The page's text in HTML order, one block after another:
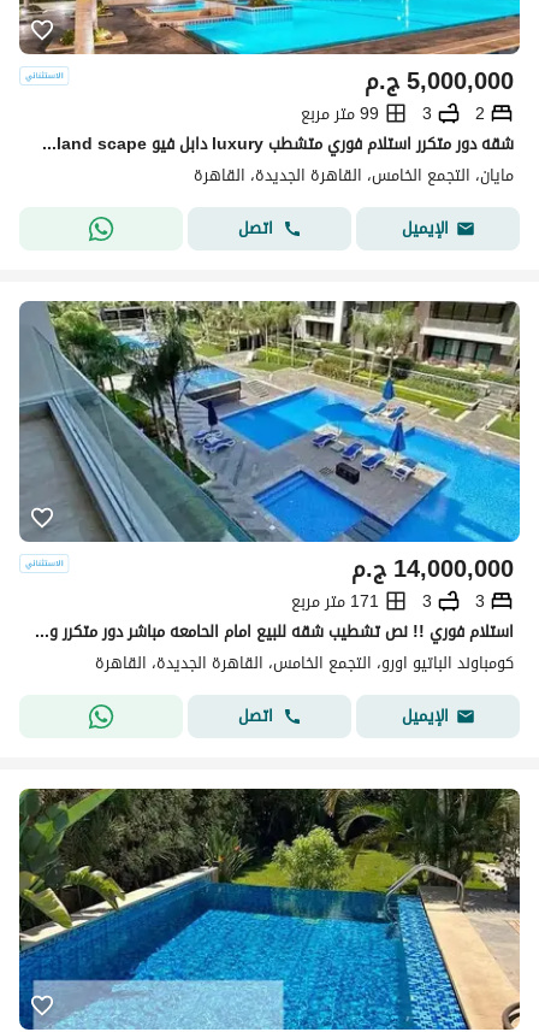
ج.م5,000,000
2
3
99 متر مربع
شقه دور متكرر استلام فوري متشطب luxury دابل فيو pool+land scape تقسيمه رائعه باسهل خطط سداد بدون ضغط وتقسيط ع اطول عدد سنوات الرحاب-سوان ليك-كريك تاون
مايان، التجمع الخامس، القاهرة الجديدة، القاهرة
الإيميل
اتصل
ج.م14,000,000
3
3
171 متر مربع
استلام فوري !! نص تشطيب شقه للبيع امام الحامعه مباشر دور متكرر وفيو خيالي vip لوكيشن 171م 3غرف 3 حمام فيو بوول & لاند سكيب -بجوار ماونتن فيو-ميفيدا
كومباوند الباتيو اورو، التجمع الخامس، القاهرة الجديدة، القاهرة
الإيميل
اتصل